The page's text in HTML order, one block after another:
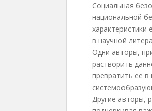
Социальная
национальной
в научной
Одни авторы,
растворить
превратить ее
Другие авторы,